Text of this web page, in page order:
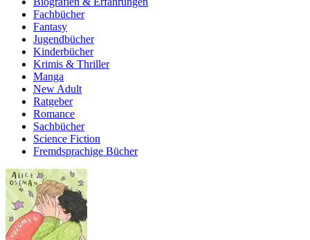
Fachbücher
Fantasy
Jugendbücher
Kinderbücher
Krimis & Thriller
Manga
New Adult
Ratgeber
Romance
Sachbücher
Science Fiction
Fremdsprachige Bücher